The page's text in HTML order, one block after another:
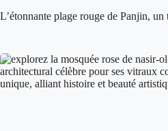
L’étonnante plage rouge de Panjin,